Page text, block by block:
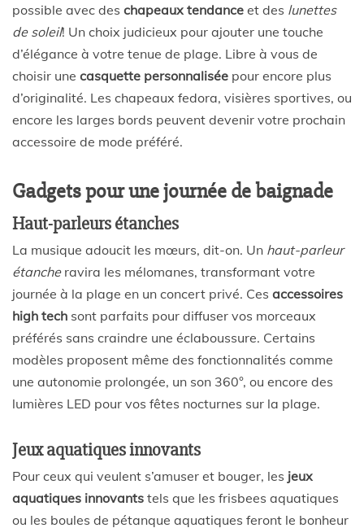
possible avec des chapeaux tendance et des lunettes
de soleil! Un choix judicieux pour ajouter une touche
d’élégance à votre tenue de plage. Libre à vous de
choisir une casquette personnalisée pour encore plus
d’originalité. Les chapeaux fedora, visières sportives, ou
encore les larges bords peuvent devenir votre prochain
accessoire de mode préféré.
Gadgets pour une journée de baignade
Haut-parleurs étanches
La musique adoucit les mœurs, dit-on. Un haut-parleur
étancheravira les mélomanes, transformant votre
journée à la plage en un concert privé. Ces accessoires
high tech sont parfaits pour diffuser vos morceaux
préférés sans craindre une éclaboussure. Certains
modèles proposent même des fonctionnalités comme
une autonomie prolongée, un son 360°, ou encore des
lumières LED pour vos fêtes nocturnes sur la plage.
Jeux aquatiques innovants
Pour ceux qui veulent s’amuser et bouger, les jeux
aquatiques innovants tels que les frisbees aquatiques
ou les boules de pétanque aquatiques feront le bonheur